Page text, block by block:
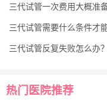
三代试管一次费用大概准
三代试管需要什么条件才
三代试管反复失败怎么办
热门医院推荐